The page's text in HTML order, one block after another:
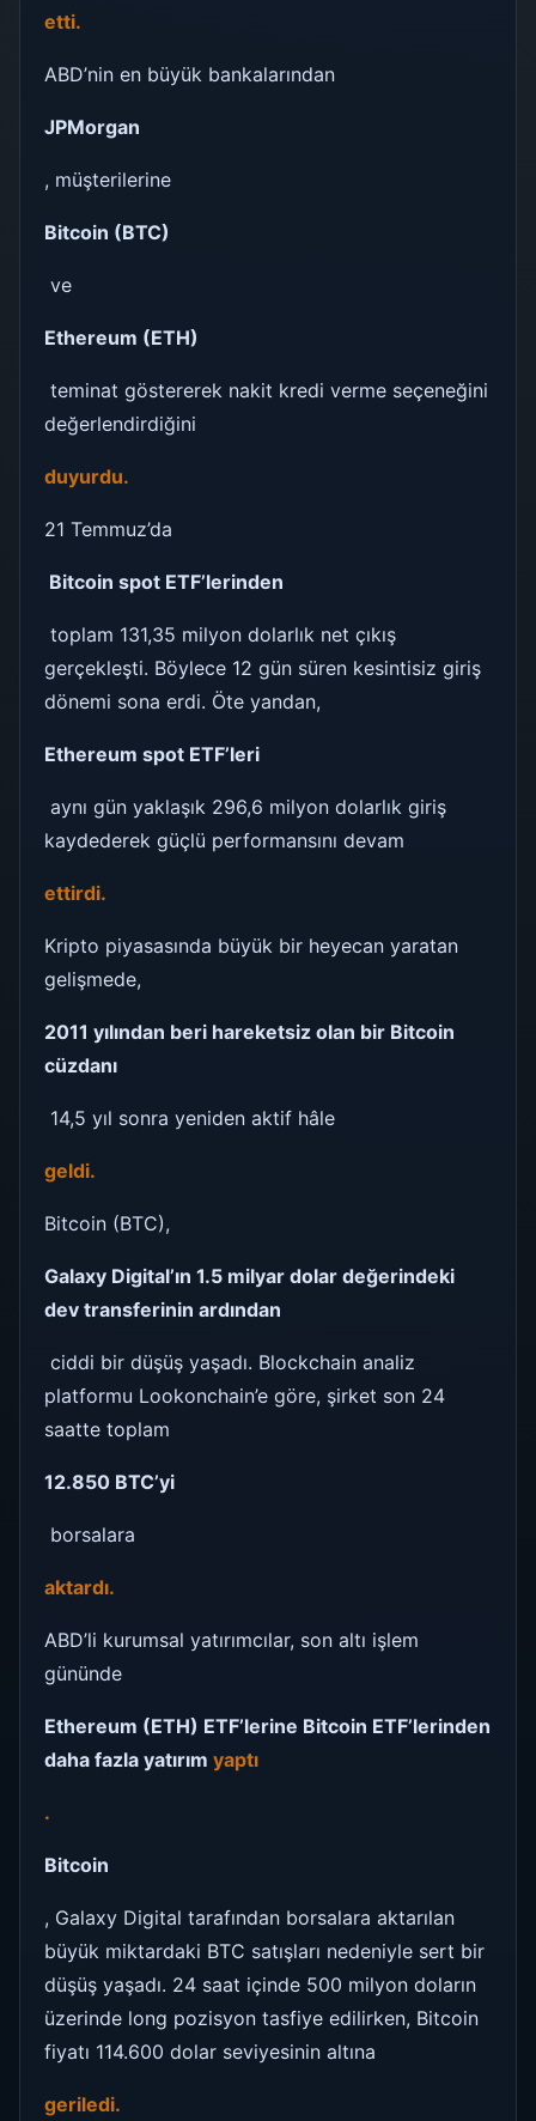
etti.
ABD’nin en büyük bankalarından
JPMorgan
, müşterilerine
Bitcoin (BTC)
ve
Ethereum (ETH)
teminat göstererek nakit kredi verme seçeneğini
değerlendirdiğini
duyurdu.
21 Temmuz’da
Bitcoin spot ETF’lerinden
toplam 131,35 milyon dolarlık net çıkış
gerçekleşti. Böylece 12 gün süren kesintisiz giriş
dönemi sona erdi. Öte yandan,
Ethereum spot ETF’leri
aynı gün yaklaşık 296,6 milyon dolarlık giriş
kaydederek güçlü performansını devam
ettirdi.
Kripto piyasasında büyük bir heyecan yaratan
gelişmede,
2011 yılından beri hareketsiz olan bir Bitcoin
cüzdanı
14,5 yıl sonra yeniden aktif hâle
geldi.
Bitcoin (BTC),
Galaxy Digital’ın 1.5 milyar dolar değerindeki
dev transferinin ardından
ciddi bir düşüş yaşadı. Blockchain analiz
platformu Lookonchain’e göre, şirket son 24
saatte toplam
12.850 BTC’yi
borsalara
aktardı.
ABD’li kurumsal yatırımcılar, son altı işlem
gününde
Ethereum (ETH) ETF’lerine Bitcoin ETF’lerinden
daha fazla yatırım yaptı
.
Bitcoin
, Galaxy Digital tarafından borsalara aktarılan
büyük miktardaki BTC satışları nedeniyle sert bir
düşüş yaşadı. 24 saat içinde 500 milyon doların
üzerinde long pozisyon tasfiye edilirken, Bitcoin
fiyatı 114.600 dolar seviyesinin altına
geriledi.